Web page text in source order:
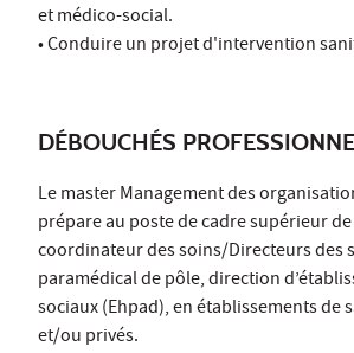
et médico-social.
• Conduire un projet d'intervention
DÉBOUCHÉS
Le master Management des
prépare au poste de cadre supérieur
coordinateur des soins/Directeurs des
paramédical de pôle, direction
sociaux (Ehpad), en établissements de
et/ou privés.